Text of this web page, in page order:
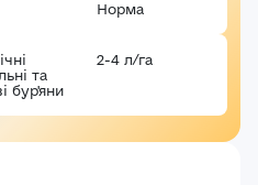
Норма
та
бур'яни
2-4 л/га